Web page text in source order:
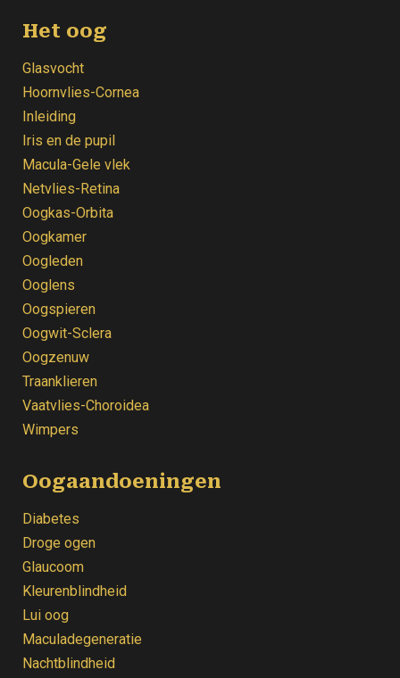
Het oog
Glasvocht
Hoornvlies-Cornea
Inleiding
Iris en de pupil
Macula-Gele vlek
Netvlies-Retina
Oogkas-Orbita
Oogkamer
Oogleden
Ooglens
Oogspieren
Oogwit-Sclera
Oogzenuw
Traanklieren
Vaatvlies-Choroidea
Wimpers
Oogaandoeningen
Diabetes
Droge ogen
Glaucoom
Kleurenblindheid
Lui oog
Maculadegeneratie
Nachtblindheid